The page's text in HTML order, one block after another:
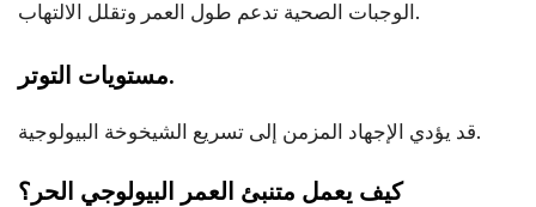
الوجبات الصحية تدعم طول العمر وتقلل الالتهاب.
مستويات التوتر.
قد يؤدي الإجهاد المزمن إلى تسريع الشيخوخة البيولوجية.
كيف يعمل متنبئ العمر البيولوجي الحر؟